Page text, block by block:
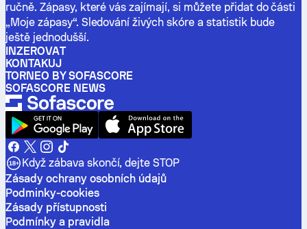
ručně. Zápasy, které vás zajímají, si můžete přidat do části
„Moje zápasy“. Sledování živých skóre a statistik bude
ještě jednodušší.
INZEROVAT
KONTAKUJ
TORNEO BY SOFASCORE
SOFASCORE NEWS
Když zábava skončí, dejte STOP
Zásady ochrany osobních údajů
Podminky-cookies
Zásady přístupnosti
Podmínky a pravidla